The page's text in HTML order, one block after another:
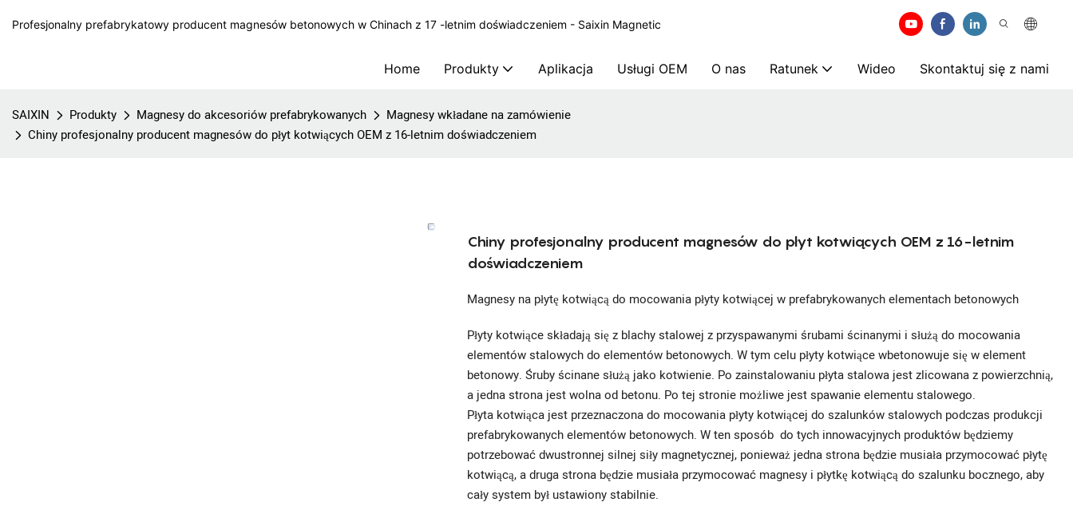
Profesjonalny prefabrykatowy producent magnesów betonowych w Chinach z 17 -letnim doświadczeniem - Saixin Magnetic
Home Produkty Aplikacja Usługi OEM O nas Ratunek Wideo Skontaktuj się z nami
SAIXIN Produkty Magnesy do akcesoriów prefabrykowanych
Magnesy wkładane na zamówienie
Chiny profesjonalny producent magnesów do płyt kotwiących OEM z 16-letnim doświadczeniem
Chiny profesjonalny producent magnesów do płyt kotwiących OEM z 16-letnim
doświadczeniem
Magnesy na płytę kotwiącą do mocowania płyty kotwiącej w prefabrykowanych elementach betonowych
Płyty kotwiące składają się z blachy stalowej z przyspawanymi śrubami ścinanymi i służą do mocowania
elementów stalowych do elementów betonowych. W tym celu płyty kotwiące wbetonowuje się w element
betonowy. Śruby ścinane służą jako kotwienie. Po zainstalowaniu płyta stalowa jest zlicowana z powierzchnią,
a jedna strona jest wolna od betonu. Po tej stronie możliwe jest spawanie elementu stalowego.
Płyta kotwiąca jest przeznaczona do mocowania płyty kotwiącej do szalunków stalowych podczas produkcji
prefabrykowanych elementów betonowych. W ten sposób do tych innowacyjnych produktów będziemy
potrzebować dwustronnej silnej siły magnetycznej, ponieważ jedna strona będzie musiała przymocować płytę
kotwiącą, a druga strona będzie musiała przymocować magnesy i płytkę kotwiącą do szalunku bocznego, aby
cały system był ustawiony stabilnie.